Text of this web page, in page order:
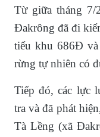
Từ giữa tháng 7/
Đakrông đã đi
tiểu khu 686Đ
rừng tự nhiên có
Tiếp đó, các lực
tra và đã phát
Tà Lềng (xã